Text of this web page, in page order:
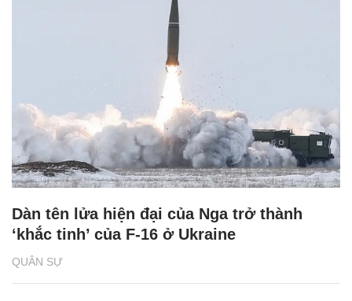
QUÂN SỰ
Dàn tên lửa hiện đại của Nga trở thành
‘khắc tinh’ của F-16 ở Ukraine